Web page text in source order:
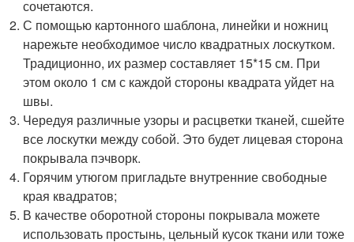
сочетаются.
С помощью картонного шаблона, линейки и ножниц
нарежьте необходимое число квадратных лоскутком.
Традиционно, их размер составляет 15*15 см. При
этом около 1 см с каждой стороны квадрата уйдет на
швы.
Чередуя различные узоры и расцветки тканей, сшейте
все лоскутки между собой. Это будет лицевая сторона
покрывала пэчворк.
Горячим утюгом пригладьте внутренние свободные
края квадратов;
В качестве оборотной стороны покрывала можете
использовать простынь, цельный кусок ткани или тоже